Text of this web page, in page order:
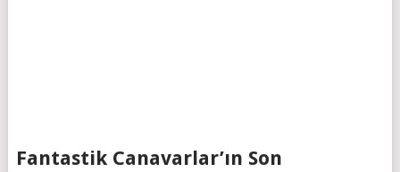
Fantastik Canavarlar’ın Son